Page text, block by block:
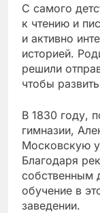
С самого
к чтению и
и активно
историей.
решили
чтобы
В 1830 году,
гимназии,
Московскую
Благодаря
собственным
обучение в
заведении.